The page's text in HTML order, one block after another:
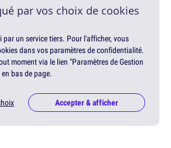
par vos choix de cookies
par un service tiers. Pour l'afficher, vous
dans vos paramètres de confidentialité.
moment via le lien "Paramètres de Gestion
bas de page.
Accepter & afficher